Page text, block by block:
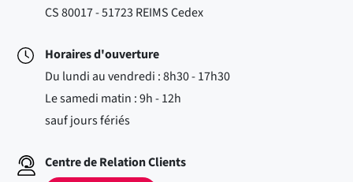
CS 80017 - 51723 REIMS Cedex
Horaires d'ouverture
Du lundi au vendredi : 8h30 - 17h30
Le samedi matin : 9h - 12h
sauf jours fériés
Centre de Relation Clients